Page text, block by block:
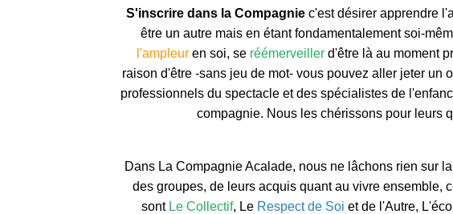
S'inscrire dans la Compagnie c'est désirer apprendre
être un autre mais en étant fondamentalement soi-
l'ampleur en soi, se réémerveiller d'être là au moment
raison d'être -sans jeu de mot- vous pouvez aller jeter un
professionnels du spectacle et des spécialistes de
compagnie. Nous les chérissons pour leurs
Dans La Compagnie Acalade, nous ne lâchons rien sur la
des groupes, de leurs acquis quant au vivre ensemble,
sont Le Collectif, Le Respect de Soi et de l'Autre,